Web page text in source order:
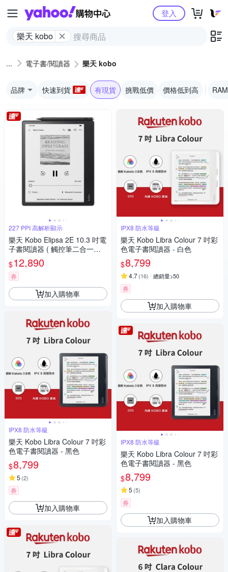
Yahoo購物中心
樂天 kobo
登入
電子書/閱讀器 樂天 kobo
品牌 快速到貨 有現貨 挑戰低價 價格低到高 RAM
227 PPI 高解析顯示
樂天 Kobo Elipsa 2E 10.3 吋電
子書閱讀器 ( 觸控筆二合一套
組 )
$12,890
券
加入購物車
IPX8 防水等級
樂天 Kobo Libra Colour 7 吋彩
色電子書閱讀器 - 黑色
$8,799
5 (2)
券
加入購物車
IPX8 防水等級
樂天 Kobo Libra Colour 7 吋彩
色電子書閱讀器 - 白色
$8,799
4.7(16) 總銷量>50
券
加入購物車
IPX8 防水等級
樂天 Kobo Libra Colour 7 吋彩
色電子書閱讀器 - 黑色
$8,799
5 (5)
券
加入購物車